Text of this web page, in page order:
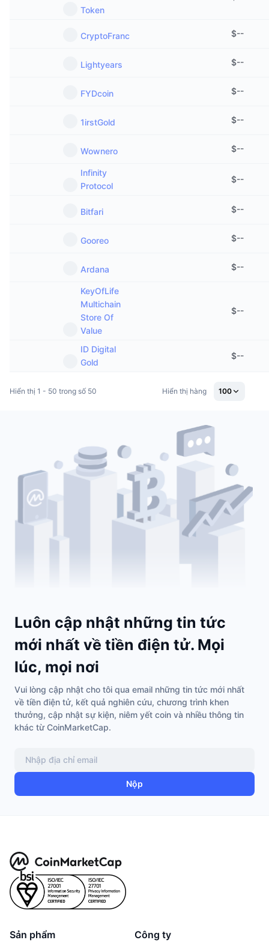
Token
CryptoFranc $--
Lightyears $--
FYDcoin $--
1irstGold $--
Wownero $--
Infinity
Protocol
$--
Bitfari $--
Gooreo $--
Ardana $--
KeyOfLife
Multichain
Store Of
Value
$--
ID Digital
Gold
$--
Hiển thị 1 - 50 trong số 50 Hiển thị hàng 100
Luôn cập nhật những tin tức
mới nhất về tiền điện tử. Mọi
lúc, mọi nơi
Vui lòng cập nhật cho tôi qua email những tin tức mới nhất
về tiền điện tử, kết quả nghiên cứu, chương trình khen
thưởng, cập nhật sự kiện, niêm yết coin và nhiều thông tin
khác từ CoinMarketCap.
Nộp
Sản phẩm Công ty